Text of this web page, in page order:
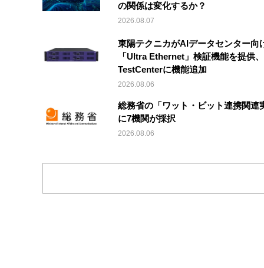
の関係は変化するか？
2026.08.07
東陽テクニカがAIデータセンター向
「Ultra Ethernet」検証機能を提供
TestCenterに機能追加
2026.08.06
総務省の「ワット・ビット連携関連
に7機関が採択
2026.08.06